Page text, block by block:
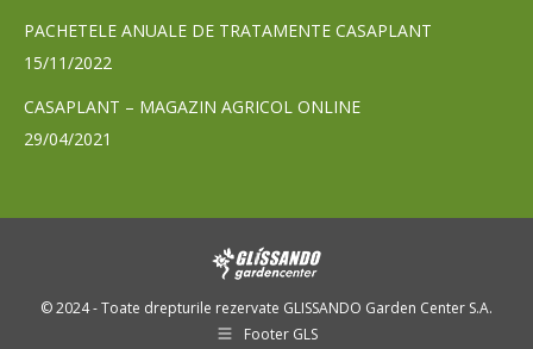
PACHETELE ANUALE DE TRATAMENTE CASAPLANT
15/11/2022
CASAPLANT – MAGAZIN AGRICOL ONLINE
29/04/2021
© 2024 - Toate drepturile rezervate GLISSANDO Garden Center S.A.
Footer GLS